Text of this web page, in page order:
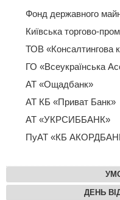
Фонд державного
Київська торгово-
ТОВ «Консалтингова
ГО «Всеукраїнська
АТ «Ощадбанк»
АТ КБ «Приват Банк»
АТ «УКРСИББАНК»
ПуАТ «КБ
ДЕНЬ